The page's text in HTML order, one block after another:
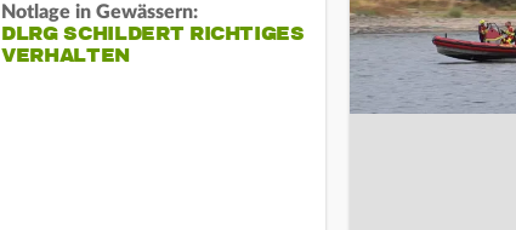
Notlage in Gewässern:
DLRG SCHILDERT RICHTIGES
VERHALTEN